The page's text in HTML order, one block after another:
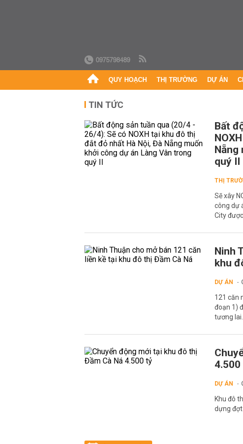
0975798489
QUY HOẠCH THỊ TRƯỜNG DỰ ÁN
TIN TỨC
Bất
Nẵng
quý II
THỊ
Sẽ xây
công dự
City
Ninh
khu
DỰ ÁN
121 căn
đoạn 1)
tương lai.
DỰ ÁN
Khu đô
dựng đợt